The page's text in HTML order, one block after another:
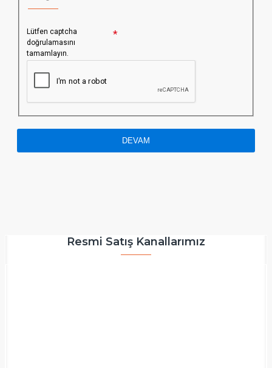
Lütfen captcha
doğrulamasını
tamamlayın.
DEVAM
Resmi Satış Kanallarımız